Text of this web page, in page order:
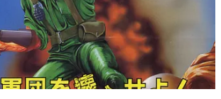
Hydorahque j’ai été exposé (bien trop
!) au travail de Locomalito,dont le site
de jeux téléchargeables…
reviendra plus tard sur ce modèle commercial
il est désormais temps de parler du jeu qui
:Gaurodan!